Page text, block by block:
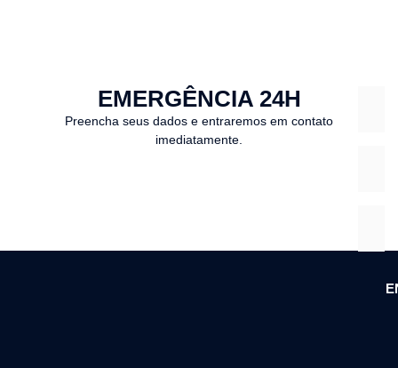
EMERGÊNCIA 24H
Preencha seus dados e entraremos em contato
imediatamente.